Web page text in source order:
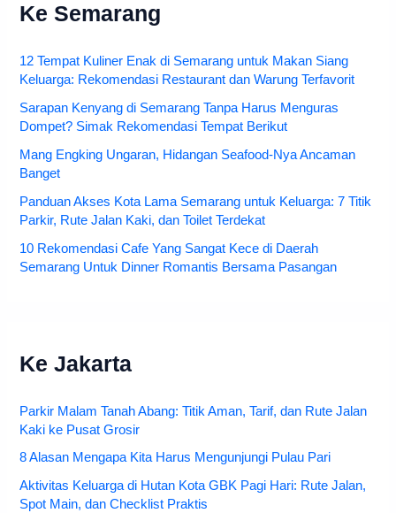
Ke Semarang
12 Tempat Kuliner Enak di Semarang untuk Makan Siang
Keluarga: Rekomendasi Restaurant dan Warung Terfavorit
Sarapan Kenyang di Semarang Tanpa Harus Menguras
Dompet? Simak Rekomendasi Tempat Berikut
Mang Engking Ungaran, Hidangan Seafood-Nya Ancaman
Banget
Panduan Akses Kota Lama Semarang untuk Keluarga: 7 Titik
Parkir, Rute Jalan Kaki, dan Toilet Terdekat
10 Rekomendasi Cafe Yang Sangat Kece di Daerah
Semarang Untuk Dinner Romantis Bersama Pasangan
Ke Jakarta
Parkir Malam Tanah Abang: Titik Aman, Tarif, dan Rute Jalan
Kaki ke Pusat Grosir
8 Alasan Mengapa Kita Harus Mengunjungi Pulau Pari
Aktivitas Keluarga di Hutan Kota GBK Pagi Hari: Rute Jalan,
Spot Main, dan Checklist Praktis